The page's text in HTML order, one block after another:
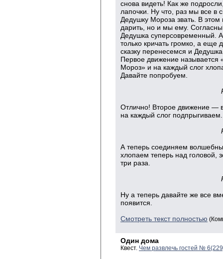
снова видеть! Как же
лапочки. Ну что, раз мы все в
Дедушку Мороза звать. В этом
дарить, но и мы ему.
Дедушка суперсовременный.
только кричать громко, а
сказку перенесемся и
Первое движение
Мороз» и на каждый слог
Давайте попробуем.
Отлично! Второе движение —
на каждый слог
А теперь соединяем
хлопаем теперь над головой,
три раза.
Ну а теперь давайте же все
появится.
Смотреть текст полностью
Один дома
Квест. Чем развлечь гостей №